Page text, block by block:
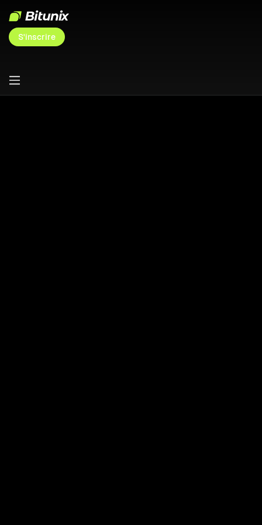
S'inscrire